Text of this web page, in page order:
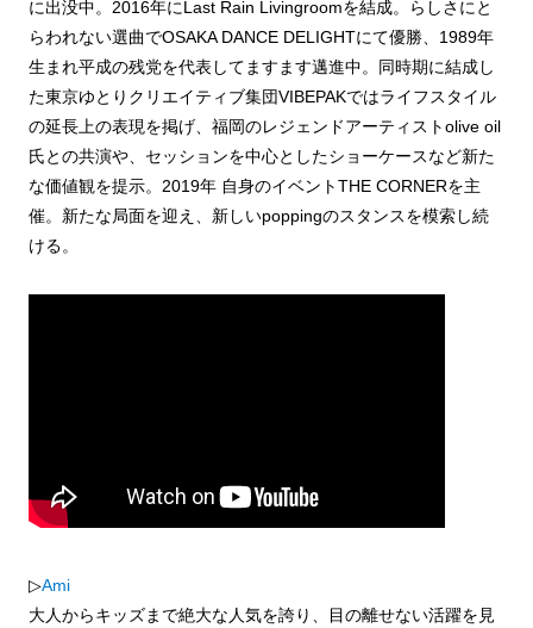
に出没中。2016年にLast Rain Livingroomを結成。らしさにと
らわれない選曲でOSAKA DANCE DELIGHTにて優勝、1989年
生まれ平成の残党を代表してますます邁進中。同時期に結成し
た東京ゆとりクリエイティブ集団VIBEPAKではライフスタイル
の延長上の表現を掲げ、福岡のレジェンドアーティストolive oil
氏との共演や、セッションを中心としたショーケースなど新た
な価値観を提示。2019年 自身のイベントTHE CORNERを主
催。新たな局面を迎え、新しいpoppingのスタンスを模索し続
ける。
▷Ami
大人からキッズまで絶大な人気を誇り、目の離せない活躍を見